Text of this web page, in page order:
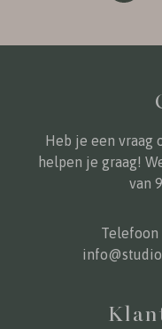
Heb je een
helpen je graag!
van
Telefoon